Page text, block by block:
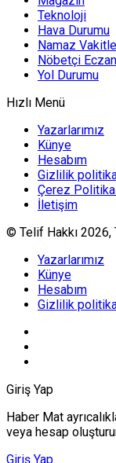
Teknoloji
Hava Durumu
Namaz
Nöbetçi
Yol Durumu
Hızlı Menü
Yazarlarımız
Künye
Hesabım
Gizlilik
Çerez
İletişim
© Telif Hakkı 2026,
Yazarlarımız
Künye
Hesabım
Gizlilik
Giriş Yap
Haber Mat
veya hesap
Giriş Yap